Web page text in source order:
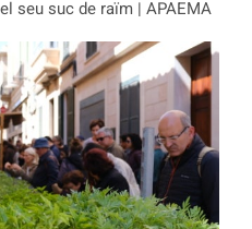
seu suc de raïm | APAEMA